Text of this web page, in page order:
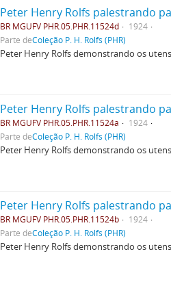
Peter Henry Rolfs palestrando
BR MGUFV PHR.05.PHR.11524d
1924
Parte deColeção P. H. Rolfs (PHR)
Peter Henry Rolfs demonstrando os
Peter Henry Rolfs palestrando
BR MGUFV PHR.05.PHR.11524a
1924
Parte deColeção P. H. Rolfs (PHR)
Peter Henry Rolfs demonstrando os
Peter Henry Rolfs palestrando
BR MGUFV PHR.05.PHR.11524b
1924
Parte deColeção P. H. Rolfs (PHR)
Peter Henry Rolfs demonstrando os